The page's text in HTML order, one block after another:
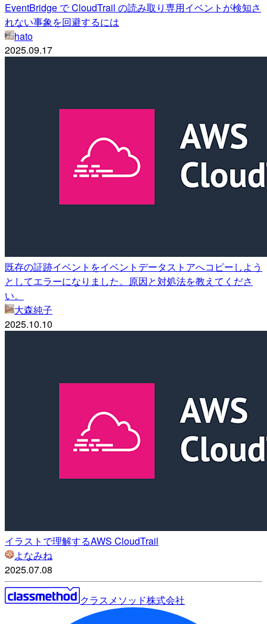
EventBridge で CloudTrail の読み取り専用イベントが検知さ
れない事象を回避するには
hato
2025.09.17
既存の証跡イベントをイベントデータストアへコピーしよう
としてエラーになりました。原因と対処法を教えてくださ
い。
大森純子
2025.10.10
イラストで理解するAWS CloudTrail
よなみね
2025.07.08
クラスメソッド株式会社